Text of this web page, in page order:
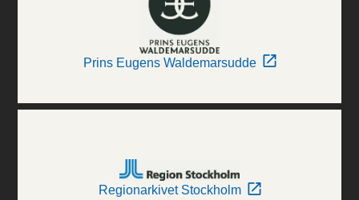
Prins Eugens Waldemarsudde
Regionarkivet Stockholm